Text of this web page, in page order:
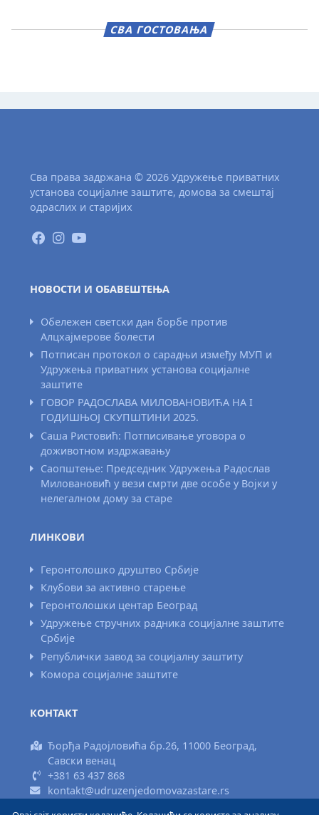
СВА ГОСТОВАЊА
Сва права задржана © 2026 Удружење приватних
установа социјалне заштите, домова за смештај
одраслих и старијих
НОВОСТИ И ОБАВЕШТЕЊА
Обележен светски дан борбе против
Алцхајмерове болести
Потписан протокол о сарадњи између МУП и
Удружења приватних установа социјалне
заштите
ГОВОР РАДОСЛАВА МИЛОВАНОВИЋА НА I
ГОДИШЊОЈ СКУПШТИНИ 2025.
Саша Ристовић: Потписивање уговора о
доживотном издржавању
Саопштење: Председник Удружења Радослав
Миловановић у вези смрти две особе у Војки у
нелегалном дому за старе
ЛИНКОВИ
Геронтолошко друштво Србије
Клубови за активно старење
Геронтолошки центар Београд
Удружење стручних радника социјалне заштите
Србије
Републички завод за социјалну заштиту
Комора социјалне заштите
КОНТАКТ
Ђорђа Радојловића бр.26, 11000 Београд,
Савски венац
+381 63 437 868
kontakt@udruzenjedomovazastare.rs